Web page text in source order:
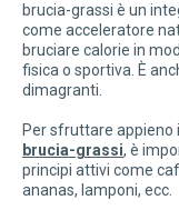
brucia-grassi è un
come acceleratore
bruciare calorie in
fisica o sportiva. È
dimagranti.
Per sfruttare appieno
brucia-grassi, è
principi attivi come
ananas, lamponi, ecc.